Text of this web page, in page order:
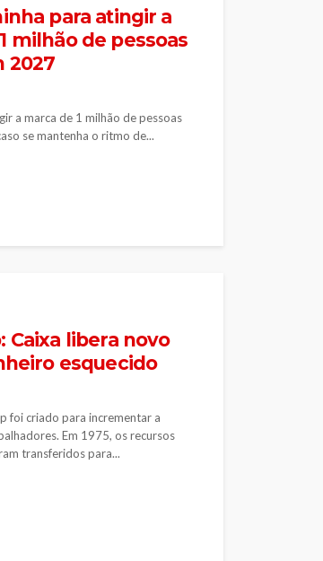
para atingir a
milhão de pessoas
2027
a marca de 1 milhão de pessoas
se mantenha o ritmo de...
Caixa libera novo
esquecido
foi criado para incrementar a
Em 1975, os recursos
transferidos para...